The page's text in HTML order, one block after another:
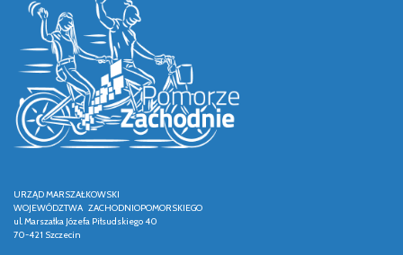
URZĄD MARSZAŁKOWSKI
WOJEWÓDZTWA ZACHODNIOPOMORSKIEGO
ul. Marszałka Józefa Piłsudskiego 40
70-421 Szczecin